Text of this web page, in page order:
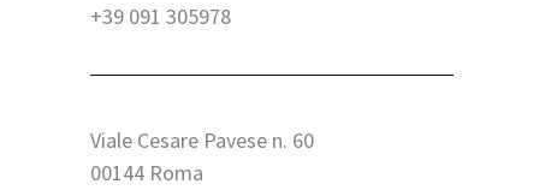
+39 091 305978
Viale Cesare Pavese n. 60
00144 Roma